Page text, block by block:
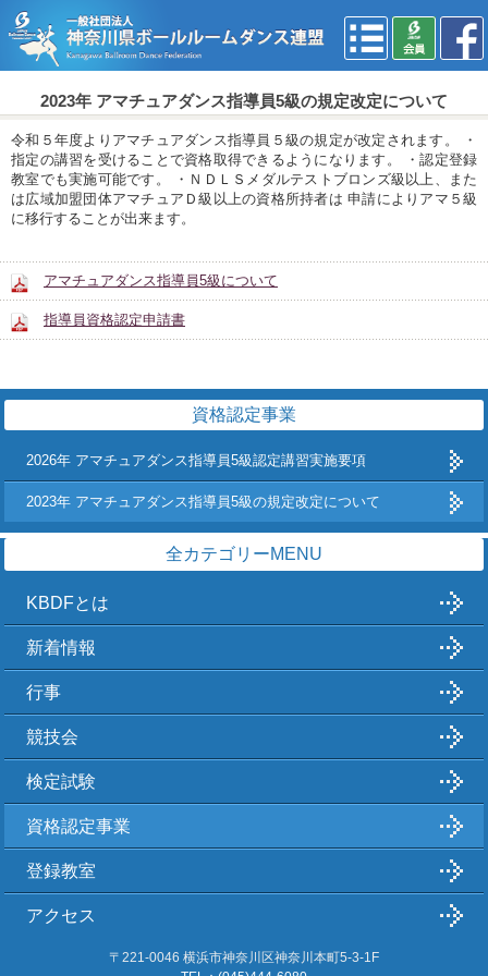
2023年 アマチュアダンス指導員5級の規定改定について
令和５年度よりアマチュアダンス指導員５級の規定が改定されます。 ・
指定の講習を受けることで資格取得できるようになります。 ・認定登録
教室でも実施可能です。 ・ＮＤＬＳメダルテストブロンズ級以上、また
は広域加盟団体アマチュアＤ級以上の資格所持者は 申請によりアマ５級
に移行することが出来ます。
アマチュアダンス指導員5級について
指導員資格認定申請書
資格認定事業
2026年 アマチュアダンス指導員5級認定講習実施要項
2023年 アマチュアダンス指導員5級の規定改定について
全カテゴリーMENU
KBDFとは
新着情報
行事
競技会
検定試験
資格認定事業
登録教室
アクセス
〒221-0046 横浜市神奈川区神奈川本町5-3-1F